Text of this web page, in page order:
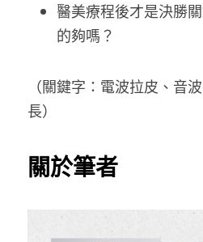
醫美療程後才是決勝
的夠嗎？
（關鍵字：電波拉皮、音
長）
關於筆者